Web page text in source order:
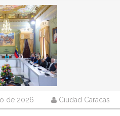
de 2026 Ciudad Caracas